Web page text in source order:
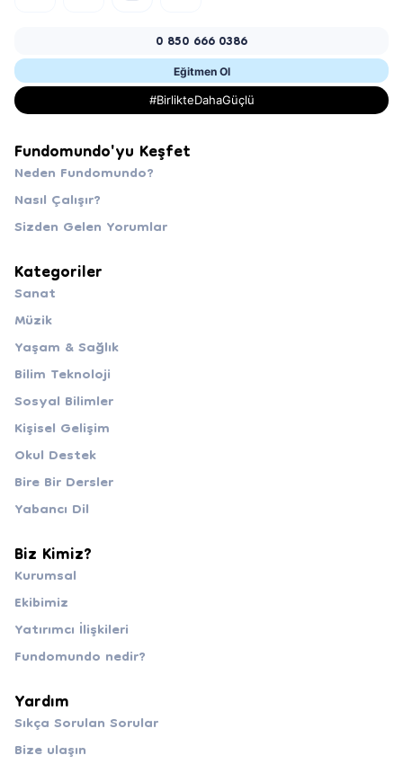
0 850 666 0386
Eğitmen Ol
#BirlikteDahaGüçlü
Fundomundo'yu Keşfet
Neden Fundomundo?
Nasıl Çalışır?
Sizden Gelen Yorumlar
Kategoriler
Sanat
Müzik
Yaşam & Sağlık
Bilim Teknoloji
Sosyal Bilimler
Kişisel Gelişim
Okul Destek
Bire Bir Dersler
Yabancı Dil
Biz Kimiz?
Kurumsal
Ekibimiz
Yatırımcı İlişkileri
Fundomundo nedir?
Yardım
Sıkça Sorulan Sorular
Bize ulaşın